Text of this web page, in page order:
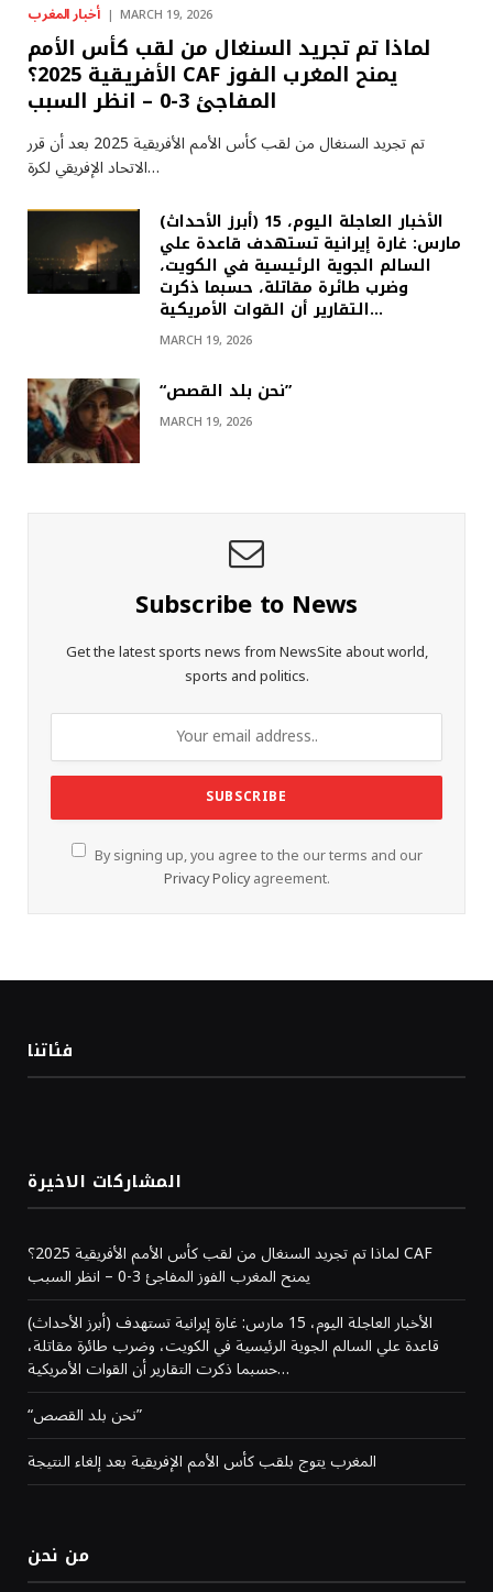
أخبار المغرب MARCH 19, 2026
لماذا تم تجريد السنغال من لقب كأس الأمم
الأفريقية 2025؟ CAF يمنح المغرب الفوز
المفاجئ 3-0 – انظر السبب
تم تجريد السنغال من لقب كأس الأمم الأفريقية 2025 بعد أن قرر
الاتحاد الإفريقي لكرة…
(أبرز الأحداث) الأخبار العاجلة اليوم، 15
مارس: غارة إيرانية تستهدف قاعدة علي
السالم الجوية الرئيسية في الكويت،
وضرب طائرة مقاتلة، حسبما ذكرت
التقارير أن القوات الأمريكية…
MARCH 19, 2026
“نحن بلد القصص”
MARCH 19, 2026
Subscribe to News
Get the latest sports news from NewsSite about world,
sports and politics.
By signing up, you agree to the our terms and our
Privacy Policyagreement.
فئاتنا
المشاركات الاخيرة
لماذا تم تجريد السنغال من لقب كأس الأمم الأفريقية 2025؟ CAF
يمنح المغرب الفوز المفاجئ 3-0 – انظر السبب
(أبرز الأحداث) الأخبار العاجلة اليوم، 15 مارس: غارة إيرانية تستهدف
قاعدة علي السالم الجوية الرئيسية في الكويت، وضرب طائرة مقاتلة،
حسبما ذكرت التقارير أن القوات الأمريكية…
“نحن بلد القصص”
المغرب يتوج بلقب كأس الأمم الإفريقية بعد إلغاء النتيجة
من نحن